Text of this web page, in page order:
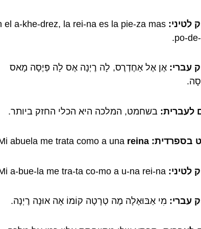
לטיני: el a-khe-drez, la rei-na es la pie-za mas
po-
עברי: אֶן אֶל אַחֶדְרֶס, לָה רֶיְנָה אֶס לָה פְּיֶסָה מָאס
לעברית: בשחמט, המלכה היא הכלי החזק ביותר.
בספרדית: Mi abuela me trata como a una
reina
לטיני: Mi a-bue-la me tra-ta co-mo a u-na rei-na.
עברי: מִי אַבּוּאֶלָה מֶה טְרָטָה קוֹמוֹ אָה אוּנָה רֶיְנָה.